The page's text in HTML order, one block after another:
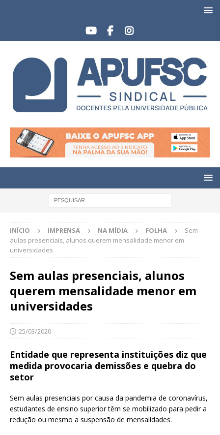
INÍCIO IMPRENSA NA MÍDIA FOLHA
Sem
aulas presenciais, alunos querem mensalidade menor em
universidades
Sem aulas presenciais, alunos
querem mensalidade menor em
universidades
25/03/2020
Entidade que representa instituições diz que
medida provocaria demissões e quebra do
setor
Sem aulas presenciais por causa da pandemia de coronavírus,
estudantes de ensino superior têm se mobilizado para pedir a
redução ou mesmo a suspensão de mensalidades.